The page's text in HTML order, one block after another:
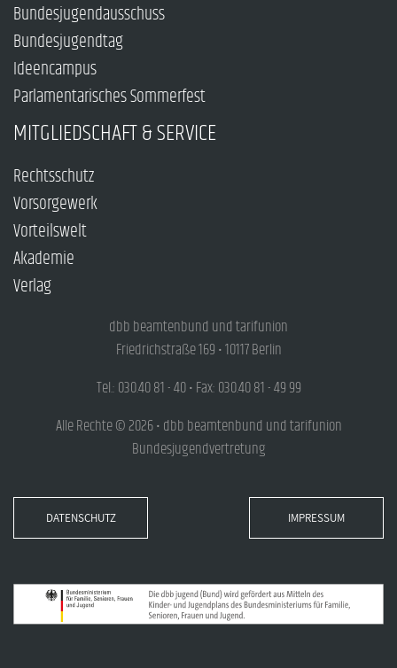
Bundesjugendausschuss
Bundesjugendtag
Ideencampus
Parlamentarisches Sommerfest
MITGLIEDSCHAFT & SERVICE
Rechtsschutz
Vorsorgewerk
Vorteilswelt
Akademie
Verlag
dbb beamtenbund und tarifunion
Friedrichstraße 169 • 10117 Berlin
Tel.: 030.40 81 - 40 • Fax: 030.40 81 - 49 99
Alle Rechte © 2026 • dbb beamtenbund und tarifunion
Bundesjugendvertretung
DATENSCHUTZ IMPRESSUM